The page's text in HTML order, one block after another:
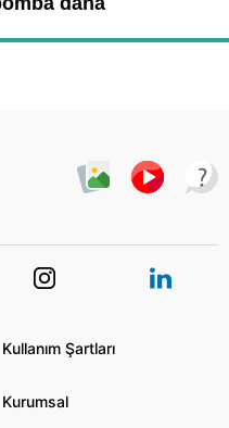
Kullanım Şartları
Kurumsal